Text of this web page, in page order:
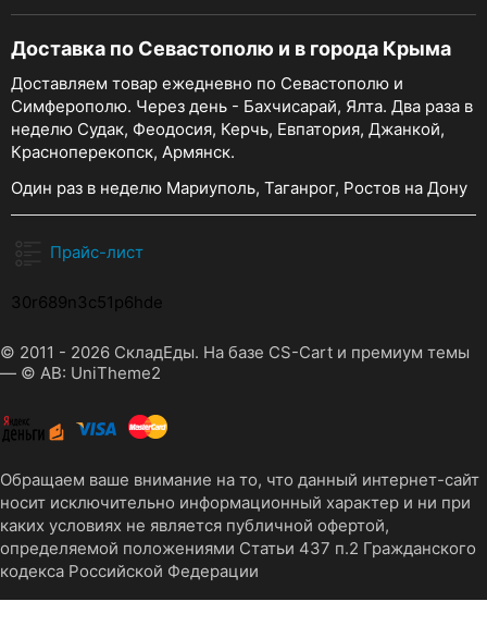
Доставка по Севастополю и в города Крыма
Доставляем товар ежедневно по Севастополю и
Симферополю. Через день - Бахчисарай, Ялта. Два раза в
неделю Судак, Феодосия, Керчь, Евпатория, Джанкой,
Красноперекопск, Армянск.
Один раз в неделю Мариуполь, Таганрог, Ростов на Дону
Прайс-лист
30r689n3c51p6hde
© 2011 - 2026 СкладЕды. На базе CS-Cart и премиум темы
— © AB: UniTheme2
Обращаем ваше внимание на то, что данный интернет-сайт
носит исключительно информационный характер и ни при
каких условиях не является публичной офертой,
определяемой положениями Статьи 437 п.2 Гражданского
кодекса Российской Федерации